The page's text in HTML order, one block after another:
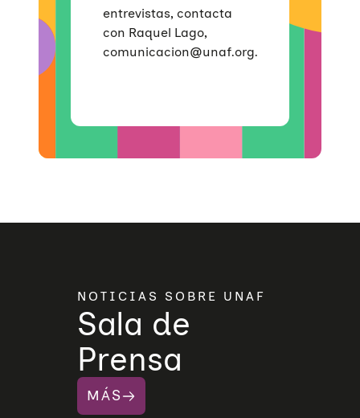
entrevistas, contacta
con Raquel Lago,
comunicacion@unaf.org.
NOTICIAS SOBRE UNAF
Sala de
Prensa
MÁS